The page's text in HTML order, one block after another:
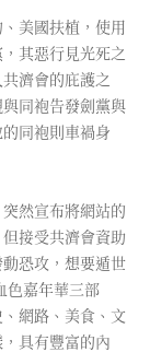
美國扶植，使用
其惡行見光死之
濟會的庇護之
同袍告發劍黨與
同袍則車禍身
然宣布將網站的
接受共濟會資助
恐攻，想要遁世
色嘉年華三部
網路、美食、文
具有豐富的內